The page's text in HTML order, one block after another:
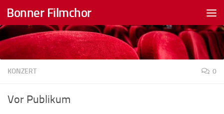
Zum Inhalt springen
Bonner Filmchor
KONZERT 0
Vor Publikum